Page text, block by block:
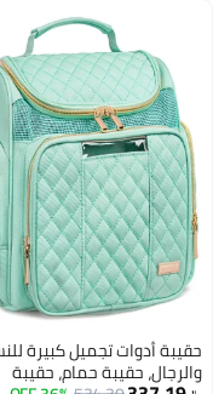
تجميل كبيرة للنساء
حقيبة حمام، حقيبة